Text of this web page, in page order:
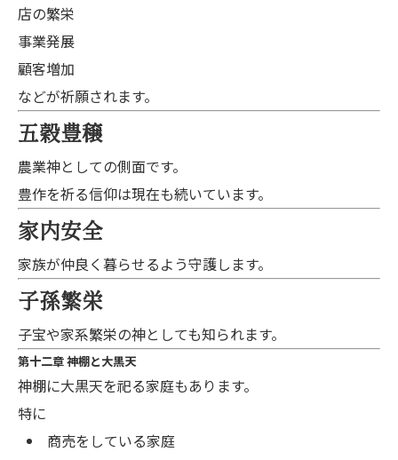
店の繁栄
事業発展
顧客増加
などが祈願されます。
五穀豊穣
農業神としての側面です。
豊作を祈る信仰は現在も続いています。
家内安全
家族が仲良く暮らせるよう守護します。
子孫繁栄
子宝や家系繁栄の神としても知られます。
第十二章 神棚と大黒天
神棚に大黒天を祀る家庭もあります。
特に
商売をしている家庭